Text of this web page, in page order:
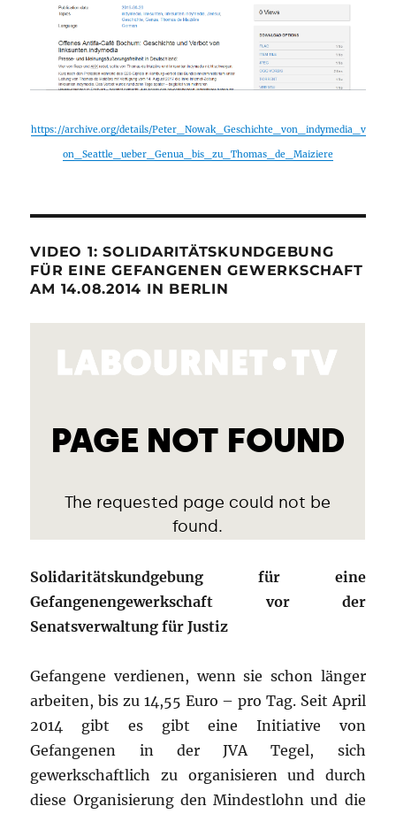
https://archive.org/details/Peter_Nowak_Geschichte_von_indymedia_v
on_Seattle_ueber_Genua_bis_zu_Thomas_de_Maiziere
VIDEO 1: SOLIDARITÄTSKUNDGEBUNG
FÜR EINE GEFANGENEN GEWERKSCHAFT
AM 14.08.2014 IN BERLIN
Solidaritätskundgebung für eine
Gefangenengewerkschaft vor der
Senatsverwaltung für Justiz
Gefangene verdienen, wenn sie schon länger
arbeiten, bis zu 14,55 Euro – pro Tag. Seit April
2014 gibt es gibt eine Initiative von
Gefangenen in der JVA Tegel, sich
gewerkschaftlich zu organisieren und durch
diese Organisierung den Mindestlohn und die